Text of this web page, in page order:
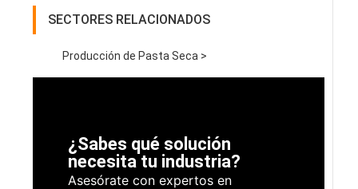
SECTORES RELACIONADOS
Producción de Pasta Seca >
¿Sabes qué solución
necesita tu industria?
Asesórate con expertos en